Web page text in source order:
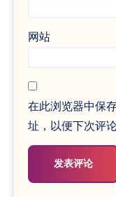
网站
在此浏览器中保
址，以便下次评论